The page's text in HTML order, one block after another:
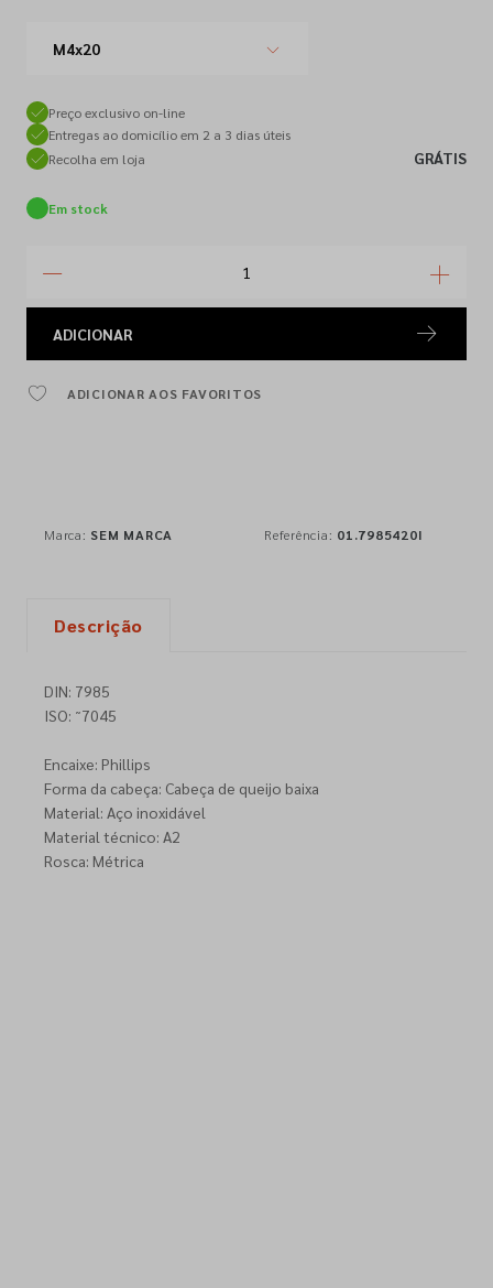
M4x20
Preço exclusivo on-line
Entregas ao domicílio em 2 a 3 dias úteis
Recolha em loja
GRÁTIS
Em stock
ADICIONAR
ADICIONAR AOS FAVORITOS
Marca: SEM MARCA Referência: 01.7985420I
Descrição
DIN: 7985
ISO: ˜7045
Encaixe: Phillips
Forma da cabeça: Cabeça de queijo baixa
Material: Aço inoxidável
Material técnico: A2
Rosca: Métrica